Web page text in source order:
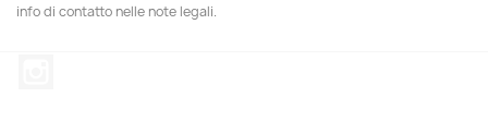
info di contatto nelle note legali.